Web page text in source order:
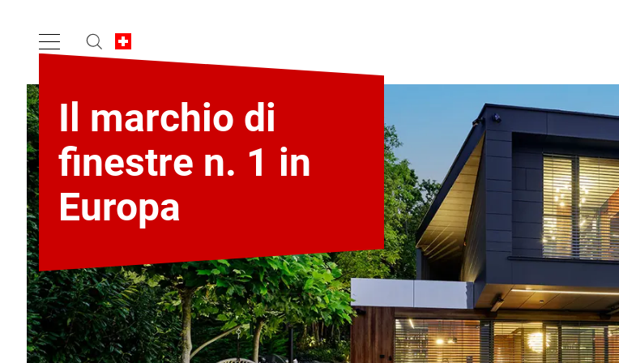
Il marchio di
finestre n. 1 in
Europa